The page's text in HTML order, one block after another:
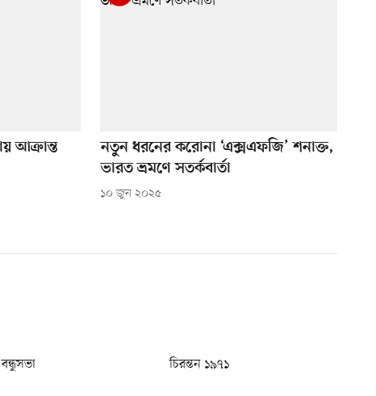
আক্রান্ত
নতুন ধরনের করোনা ‘এক্সএফজি’ শনাক্ত,
ভারত ভ্রমণে সতর্কবার্তা
১০ জুন ২০২৫
বন্ধুসভা
চিরন্তন ১৯৭১